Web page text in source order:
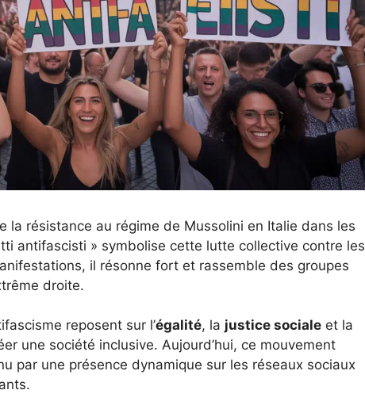
la résistance au régime de Mussolini en Italie dans les
antifascisti » symbolise cette lutte collective contre les
il résonne fort et rassemble des groupes
droite.
reposent sur l’égalité, la justice sociale et la
une société inclusive. Aujourd’hui, ce mouvement
par une présence dynamique sur les réseaux sociaux